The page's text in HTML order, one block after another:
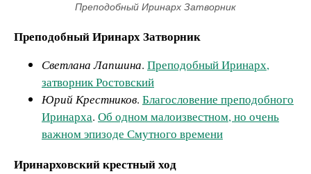
Преподобный Иринарх Затворник
Преподобный Иринарх Затворник
Светлана Лапшина. Преподобный Иринарх,
затворник Ростовский
Юрий Крестников. Благословение преподобного
Иринарха. Об одном малоизвестном, но очень
важном эпизоде Смутного времени
Иринарховский крестный ход